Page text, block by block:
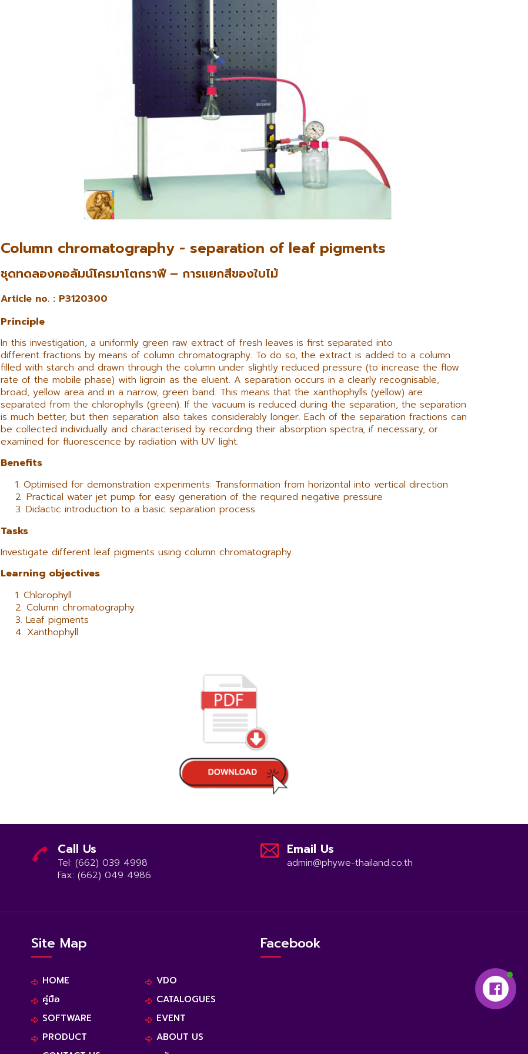
Column chromatography - separation of leaf pigments
ชุดทดลองคอลัมน์โครมาโตกราฟี – การแยกสีของใบไม้
Article no. : P3120300
Principle
In this investigation, a uniformly green raw extract of fresh leaves is first separated into
different fractions by means of column chromatography. To do so, the extract is added to a column
filled with starch and drawn through the column under slightly reduced pressure (to increase the flow
rate of the mobile phase) with ligroin as the eluent. A separation occurs in a clearly recognisable,
broad, yellow area and in a narrow, green band. This means that the xanthophylls (yellow) are
separated from the chlorophylls (green). If the vacuum is reduced during the separation, the separation
is much better, but then separation also takes considerably longer. Each of the separation fractions can
be collected individually and characterised by recording their absorption spectra, if necessary, or
examined for fluorescence by radiation with UV light.
Benefits
Optimised for demonstration experiments: Transformation from horizontal into vertical direction
Practical water jet pump for easy generation of the required negative pressure
Didactic introduction to a basic separation process
Tasks
Investigate different leaf pigments using column chromatography.
Learning objectives
Chlorophyll
Column chromatography
Leaf pigments
Xanthophyll
Call Us
Tel: (662) 039 4998
Fax: (662) 049 4986
Email Us
admin@phywe-thailand.co.th
Site Map
HOME
VDO
คู่มือ
CATALOGUES
SOFTWARE
EVENT
PRODUCT
ABOUT US
Facebook